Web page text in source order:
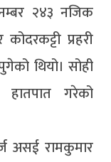
२४३ नजिक
प्रहरी
थियो। सोही
हातपात गरेको
असई रामकुमार